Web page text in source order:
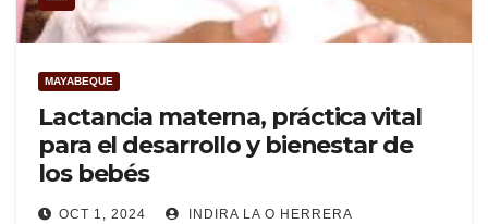
MAYABEQUE
Lactancia materna, práctica vital
para el desarrollo y bienestar de
los bebés
OCT 1, 2024 INDIRA LA O HERRERA